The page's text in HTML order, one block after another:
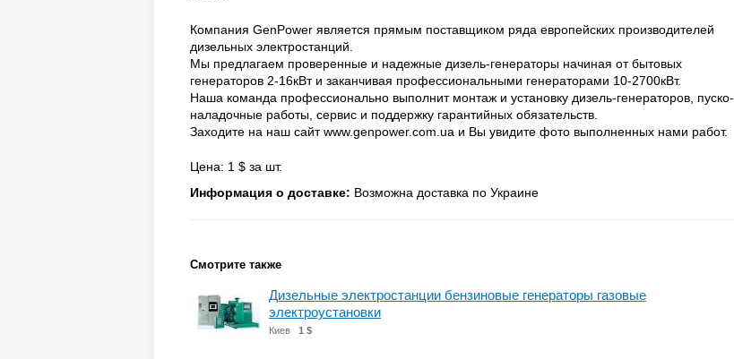
Компания GenPower является прямым поставщиком ряда европейских производителей
дизельных электростанций.
Мы предлагаем проверенные и надежные дизель-генераторы начиная от бытовых
генераторов 2-16кВт и заканчивая профессиональными генераторами 10-2700кВт.
Наша команда професcионально выполнит монтаж и установку дизель-генераторов, пуско-
наладочные работы, сервис и поддержку гарантийных обязательств.
Заходите на наш сайт www.genpower.com.ua и Вы увидите фото выполненных нами работ.
Цена: 1 $ за шт.
Информация о доставке: Возможна доставка по Украине
Смотрите также
Дизельные электростанции бензиновые генераторы газовые
электроустановки
Киев 1 $